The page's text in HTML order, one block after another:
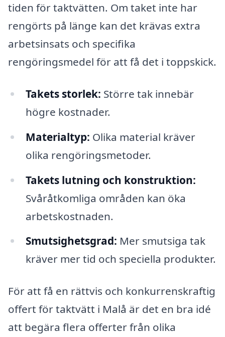
tiden för taktvätten. Om taket inte har
rengörts på länge kan det krävas extra
arbetsinsats och specifika
rengöringsmedel för att få det i toppskick.
Takets storlek: Större tak innebär
högre kostnader.
Materialtyp: Olika material kräver
olika rengöringsmetoder.
Takets lutning och konstruktion:
Svåråtkomliga områden kan öka
arbetskostnaden.
Smutsighetsgrad: Mer smutsiga tak
kräver mer tid och speciella produkter.
För att få en rättvis och konkurrenskraftig
offert för taktvätt i Malå är det en bra idé
att begära flera offerter från olika